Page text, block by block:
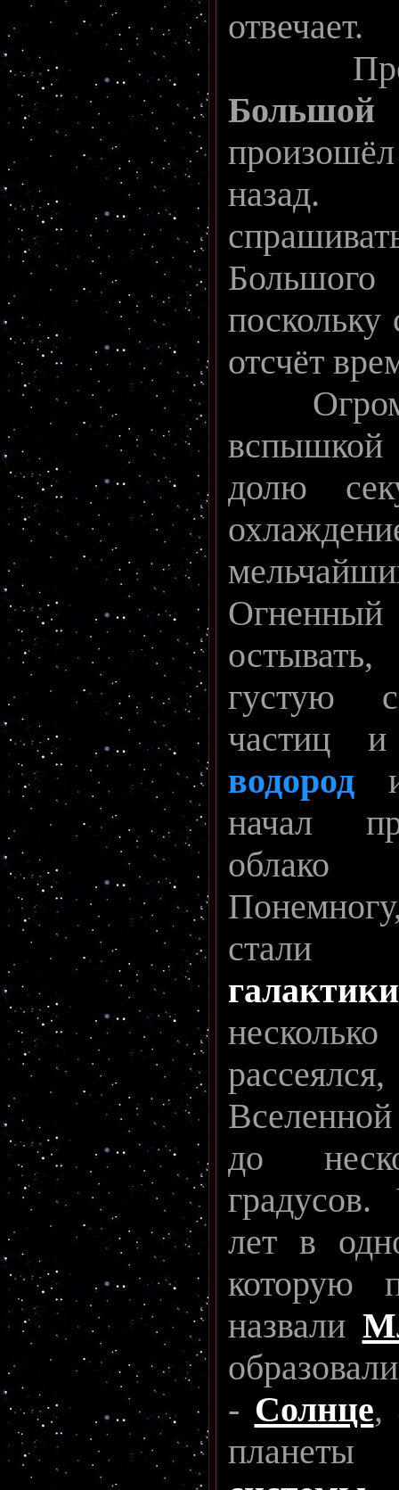
отвечает.
поскольку
отсчёт
вспышкой
долю
густую
частиц
водород
начал
стали
галактики
Вселенной
до
лет в
которую
назвали
- Солнце,